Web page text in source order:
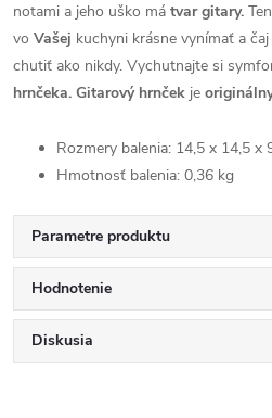
notami a jeho uško má tvar gitary.
vo Vašej kuchyni krásne vynímať a
chutiť ako nikdy. Vychutnajte si
hrnčeka. Gitarový hrnček je
Rozmery balenia: 14,5 x 14,5 x
Hmotnosť balenia: 0,36 kg
Parametre produktu
Hodnotenie
Diskusia